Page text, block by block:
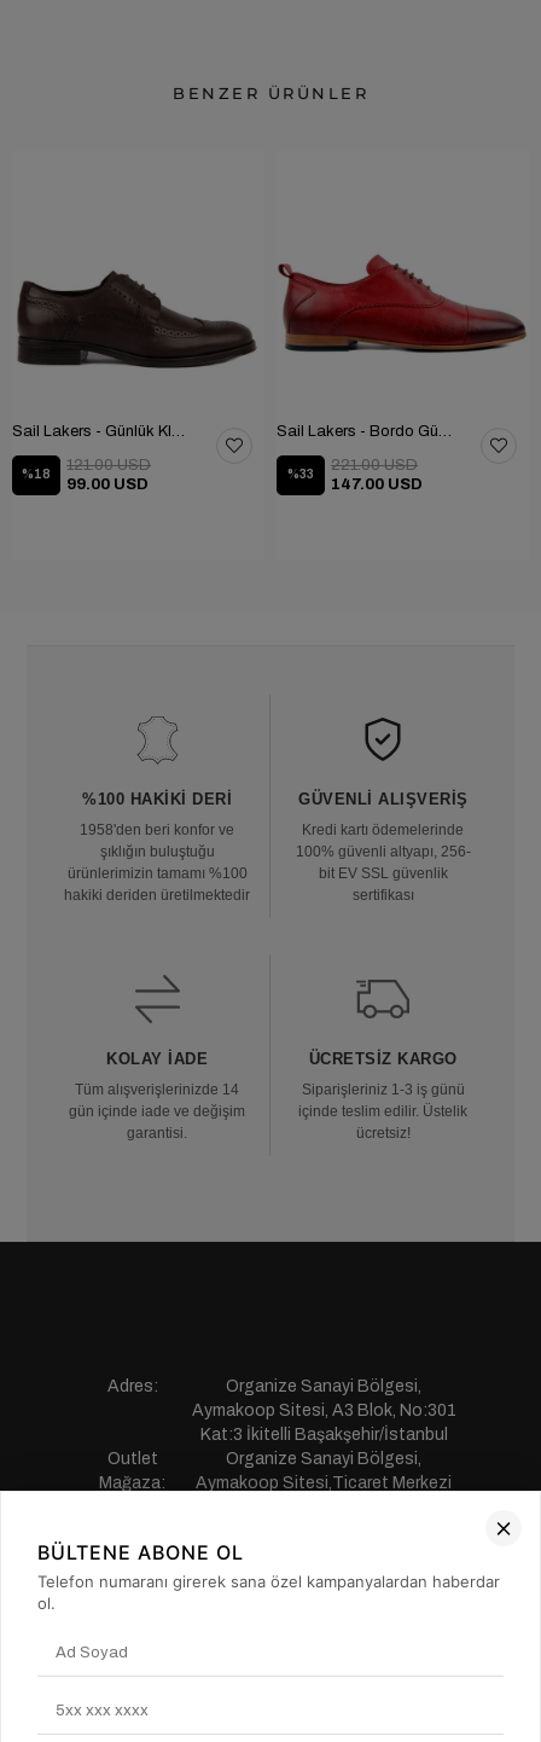
BENZER ÜRÜNLER
%18
99.00 USD
121.00 USD
%33
147.00 USD
221.00 USD
%100 HAKIKI DERI
1958'den beri konfor ve
şıklığın buluştuğu
ürünlerimizin tamamı %100
hakiki deriden üretilmektedir
GÜVENLI ALIŞVERIŞ
Kredi kartı ödemelerinde
100% güvenli altyapı, 256-
bit EV SSL güvenlik
sertifikası
KOLAY İADE
Tüm alışverişlerinizde 14
gün içinde iade ve değişim
garantisi.
ÜCRETSIZ KARGO
Siparişleriniz 1-3 iş günü
içinde teslim edilir. Üstelik
ücretsiz!
Adres:
Organize Sanayi Bölgesi,
Aymakoop Sitesi, A3 Blok, No:301
Kat:3 İkitelli Başakşehir/İstanbul
Outlet
Mağaza:
Organize Sanayi Bölgesi,
Aymakoop Sitesi,Ticaret Merkezi
Telefon:
0850 441 55 77
E-mail:
musterihizmetleri@saillakers.com.tr
MÜŞTERİ HİZMETLERİ
BÜLTENE ABONE OL
Telefon numaranı girerek sana özel kampanyalardan haberdar
ol.